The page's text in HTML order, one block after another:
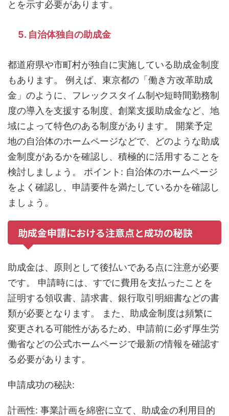
とを示す必要があります。
5. 自治体独自の助成金
都道府県や市町村が独自に実施している助成金制度
もあります。 例えば、東京都の「働き方改革助成
金」のように、フレックスタイム制や短時間勤務制
度の導入を支援する制度、創業支援助成金など、地
域によって特色のある制度があります。 開業予定
地の自治体のホームページなどで、どのような助成
金制度があるかを確認し、積極的に活用することを
検討しましょう。 ポイント: 自治体のホームページ
をよく確認し、申請要件を満たしているかを確認し
ましょう。
助成金申請における注意点と成功の秘訣
助成金は、原則として後払いである点に注意が必要
です。 申請時には、すでに費用を支払ったことを
証明する領収書、請求書、銀行取引明細書などの書
類が必要となります。 また、助成金制度は頻繁に
変更される可能性があるため、申請前に必ず厚生労
働省などの公式ホームページで最新の情報を確認す
る必要があります。
申請成功の秘訣:
計画性: 事業計画を綿密に立て、助成金の利用目的